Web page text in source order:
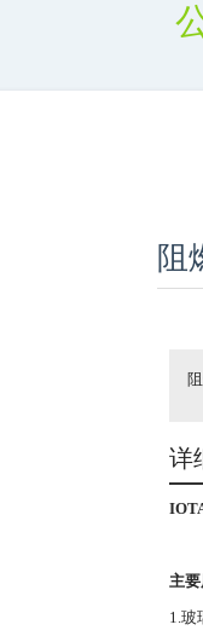
阻
详
主
1.玻